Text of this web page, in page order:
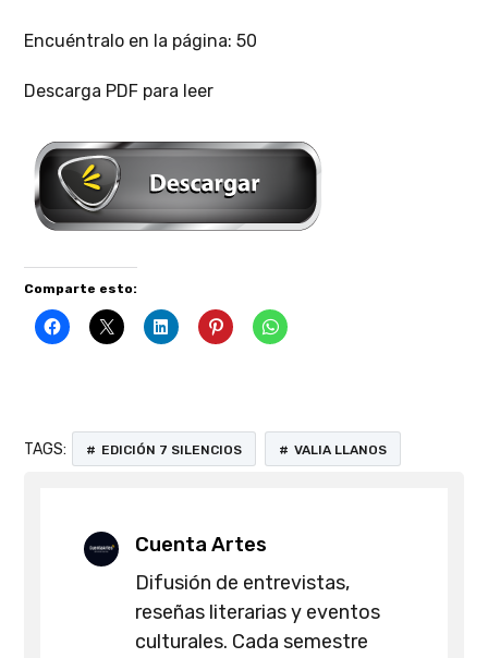
Encuéntralo en la página: 50
Descarga PDF para leer
Comparte esto:
TAGS: EDICIÓN 7 SILENCIOS VALIA LLANOS
Cuenta Artes
Difusión de entrevistas,
reseñas literarias y eventos
culturales. Cada semestre